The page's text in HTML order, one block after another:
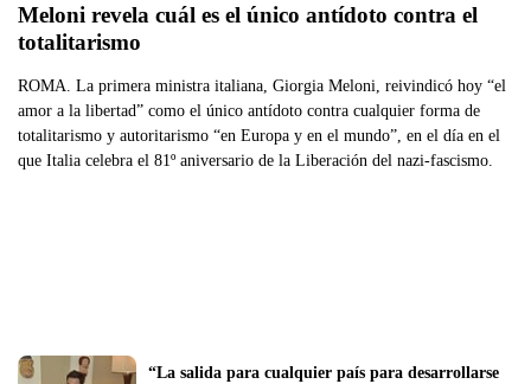
Meloni revela cuál es el único antídoto contra el
totalitarismo
ROMA. La primera ministra italiana, Giorgia Meloni, reivindicó hoy “el
amor a la libertad” como el único antídoto contra cualquier forma de
totalitarismo y autoritarismo “en Europa y en el mundo”, en el día en el
que Italia celebra el 81º aniversario de la Liberación del nazi-fascismo.
“La salida para cualquier país para desarrollarse